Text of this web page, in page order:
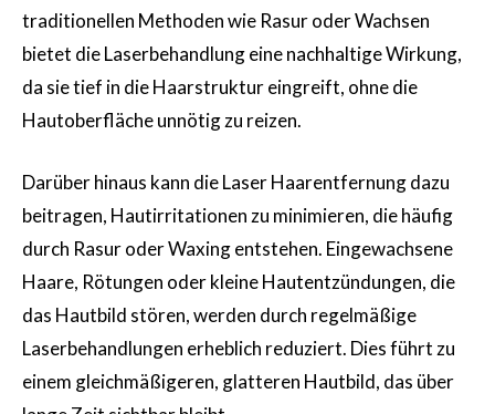
traditionellen Methoden wie Rasur oder Wachsen
bietet die Laserbehandlung eine nachhaltige Wirkung,
da sie tief in die Haarstruktur eingreift, ohne die
Hautoberfläche unnötig zu reizen.
Darüber hinaus kann die Laser Haarentfernung dazu
beitragen, Hautirritationen zu minimieren, die häufig
durch Rasur oder Waxing entstehen. Eingewachsene
Haare, Rötungen oder kleine Hautentzündungen, die
das Hautbild stören, werden durch regelmäßige
Laserbehandlungen erheblich reduziert. Dies führt zu
einem gleichmäßigeren, glatteren Hautbild, das über